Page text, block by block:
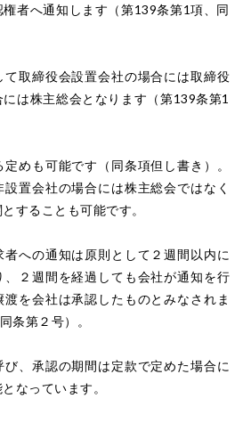
者へ通知します（第139条第1項、同
て取締役会設置会社の場合には取締役
は株主総会となります（第139条第1
めも可能です（同条項但し書き）。
置会社の場合には株主総会ではなく
することも可能です。
者への通知は原則として２週間以内に
、２週間を経過しても会社が通知を行
を会社は承認したものとみなされま
条第２号）。
び、承認の期間は定款で定めた場合に
なっています。